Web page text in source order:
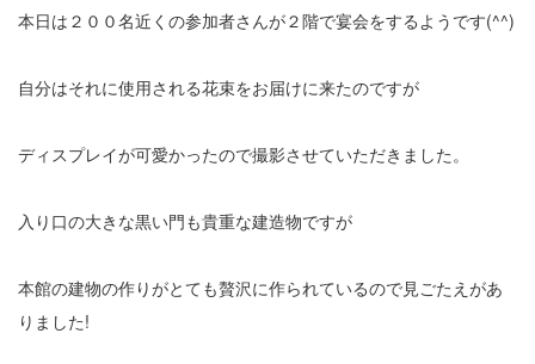
本日は２００名近くの参加者さんが２階で宴会をするようです(^^)
自分はそれに使用される花束をお届けに来たのですが
ディスプレイが可愛かったので撮影させていただきました。
入り口の大きな黒い門も貴重な建造物ですが
本館の建物の作りがとても贅沢に作られているので見ごたえがあ
りました!